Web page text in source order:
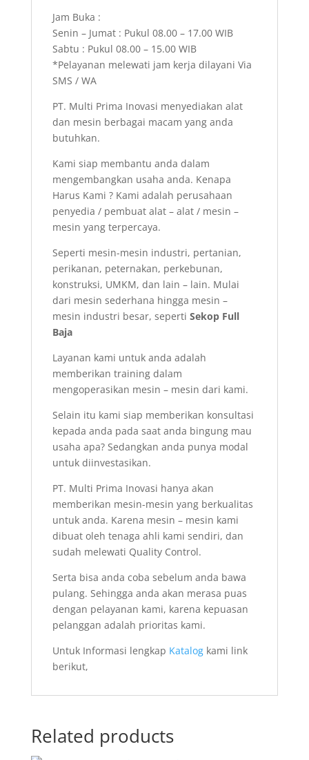
Jam Buka :
Senin – Jumat : Pukul 08.00 – 17.00 WIB
Sabtu : Pukul 08.00 – 15.00 WIB
*Pelayanan melewati jam kerja dilayani Via
SMS / WA
PT. Multi Prima Inovasi menyediakan alat
dan mesin berbagai macam yang anda
butuhkan.
Kami siap membantu anda dalam
mengembangkan usaha anda. Kenapa
Harus Kami ? Kami adalah perusahaan
penyedia / pembuat alat – alat / mesin –
mesin yang terpercaya.
Seperti mesin-mesin industri, pertanian,
perikanan, peternakan, perkebunan,
konstruksi, UMKM, dan lain – lain. Mulai
dari mesin sederhana hingga mesin –
mesin industri besar, seperti Sekop Full
Baja
Layanan kami untuk anda adalah
memberikan training dalam
mengoperasikan mesin – mesin dari kami.
Selain itu kami siap memberikan konsultasi
kepada anda pada saat anda bingung mau
usaha apa? Sedangkan anda punya modal
untuk diinvestasikan.
PT. Multi Prima Inovasi hanya akan
memberikan mesin-mesin yang berkualitas
untuk anda. Karena mesin – mesin kami
dibuat oleh tenaga ahli kami sendiri, dan
sudah melewati Quality Control.
Serta bisa anda coba sebelum anda bawa
pulang. Sehingga anda akan merasa puas
dengan pelayanan kami, karena kepuasan
pelanggan adalah prioritas kami.
Untuk Informasi lengkap Katalogkami link
berikut,
Related products